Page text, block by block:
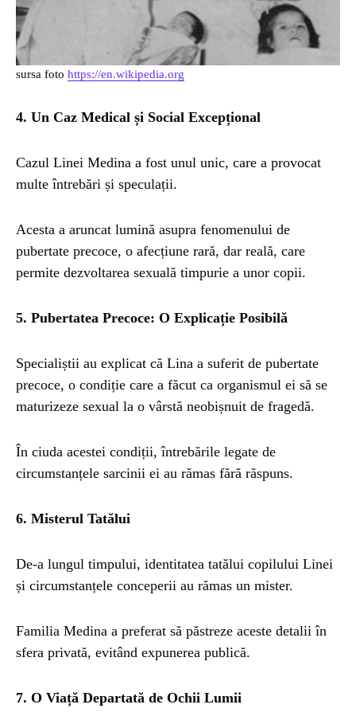
sursa foto https://en.wikipedia.org
4. Un Caz Medical și Social Excepțional
Cazul Linei Medina a fost unul unic, care a provocat
multe întrebări și speculații.
Acesta a aruncat lumină asupra fenomenului de
pubertate precoce, o afecțiune rară, dar reală, care
permite dezvoltarea sexuală timpurie a unor copii.
5. Pubertatea Precoce: O Explicație Posibilă
Specialiștii au explicat că Lina a suferit de pubertate
precoce, o condiție care a făcut ca organismul ei să se
maturizeze sexual la o vârstă neobișnuit de fragedă.
În ciuda acestei condiții, întrebările legate de
circumstanțele sarcinii ei au rămas fără răspuns.
6. Misterul Tatălui
De-a lungul timpului, identitatea tatălui copilului Linei
și circumstanțele conceperii au rămas un mister.
Familia Medina a preferat să păstreze aceste detalii în
sfera privată, evitând expunerea publică.
7. O Viață Departată de Ochii Lumii